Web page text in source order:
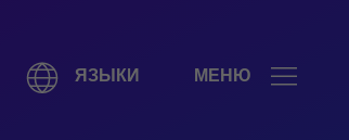
ЯЗЫКИ МЕНЮ